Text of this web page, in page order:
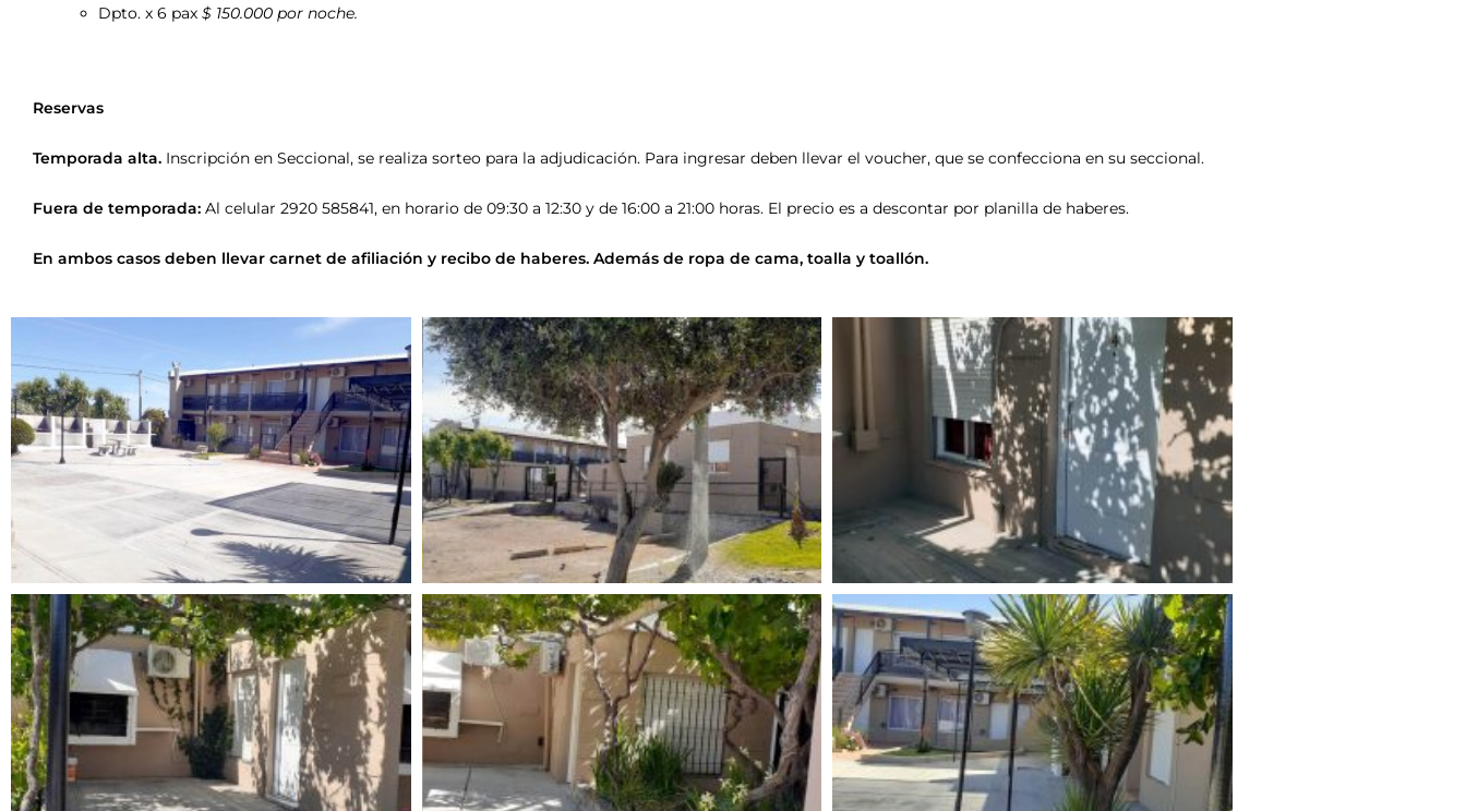
Dpto. x 6 pax $ 150.000 por noche.
Reservas
Temporada alta. Inscripción en Seccional, se realiza sorteo para la adjudicación. Para ingresar deben llevar el voucher, que se confecciona en su seccional.
Fuera de temporada: Al celular 2920 585841, en horario de 09:30 a 12:30 y de 16:00 a 21:00 horas. El precio es a descontar por planilla de haberes.
En ambos casos deben llevar carnet de afiliación y recibo de haberes. Además de ropa de cama, toalla y toallón.